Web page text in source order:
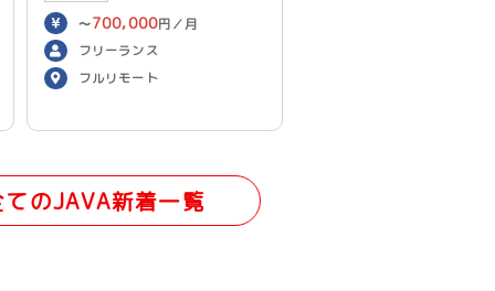
〜700,000円／月
フリーランス
フルリモート
てのJAVA新着一覧